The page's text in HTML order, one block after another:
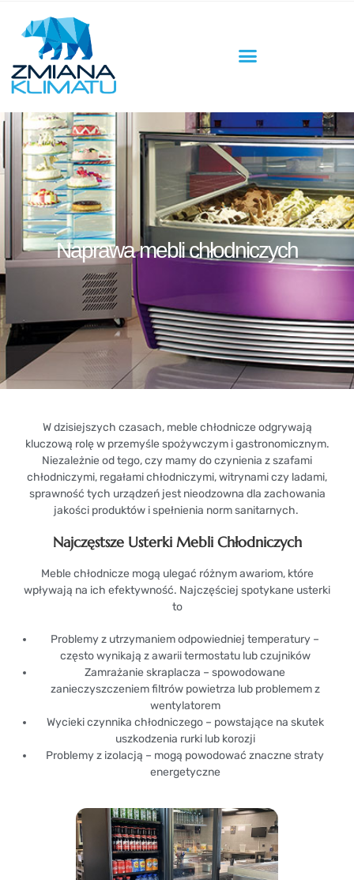
Naprawa mebli chłodniczych
W dzisiejszych czasach, meble chłodnicze odgrywają
kluczową rolę w przemyśle spożywczym i gastronomicznym.
Niezależnie od tego, czy mamy do czynienia z szafami
chłodniczymi, regałami chłodniczymi, witrynami czy ladami,
sprawność tych urządzeń jest nieodzowna dla zachowania
jakości produktów i spełnienia norm sanitarnych.
Najczęstsze Usterki Mebli Chłodniczych
Meble chłodnicze mogą ulegać różnym awariom, które
wpływają na ich efektywność. Najczęściej spotykane usterki
to
Problemy z utrzymaniem odpowiedniej temperatury –
często wynikają z awarii termostatu lub czujników
Zamrażanie skraplacza – spowodowane
zanieczyszczeniem filtrów powietrza lub problemem z
wentylatorem
Wycieki czynnika chłodniczego – powstające na skutek
uszkodzenia rurki lub korozji
Problemy z izolacją – mogą powodować znaczne straty
energetyczne